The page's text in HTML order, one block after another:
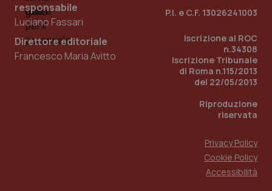
responsabile
Luciano Fassari
Direttore editoriale
Francesco Maria Avitto
P.I. e C.F. 13026241003
Iscrizione al ROC
n.34308
Iscrizione Tribunale
di Roma n.115/2013
del 22/05/2013
Riproduzione
riservata
Privacy Policy
Cookie Policy
Accessibilità
.quotidianosanita.it
1
mese